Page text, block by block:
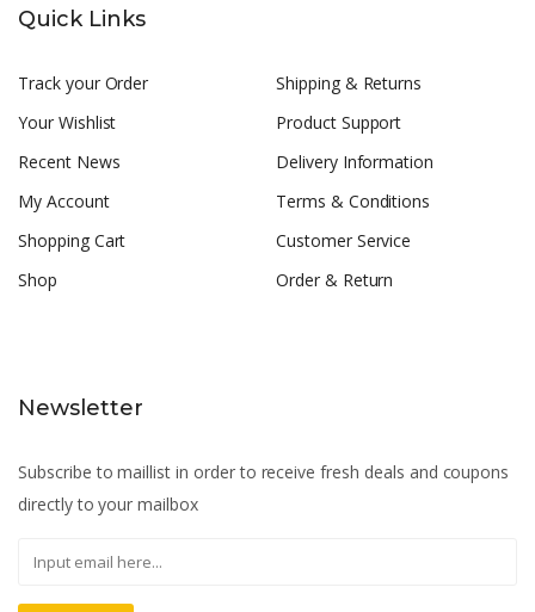
Quick Links
Track your Order
Your Wishlist
Recent News
My Account
Shopping Cart
Shop
Shipping & Returns
Product Support
Delivery Information
Terms & Conditions
Customer Service
Order & Return
Newsletter
Subscribe to maillist in order to receive fresh deals and coupons
directly to your mailbox